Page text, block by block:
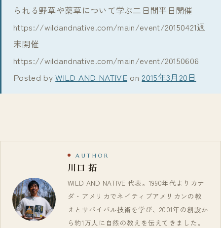
られる野草や薬草について学ぶ二日間平日開催
https://wildandnative.com/main/event/20150421週
末開催
https://wildandnative.com/main/event/20150606
Posted byWILD AND NATIVE on 2015年3月20日
AUTHOR
川口 拓
WILD AND NATIVE 代表。1990年代よりカナ
ダ・アメリカでネイティブアメリカンの教
えとサバイバル技術を学び、2001年の創設か
ら約1万人に自然の教えを伝えてきました。